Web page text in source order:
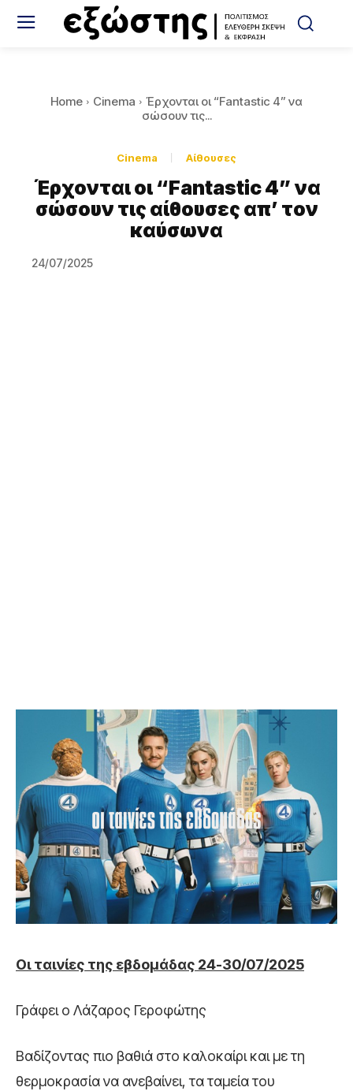
Home Cinema
Έρχονται οι “Fantastic 4” να
σώσουν τις...
Cinema Αίθουσες
Έρχονται οι “Fantastic 4” να
σώσουν τις αίθουσες απ’ τον
καύσωνα
24/07/2025
Οι ταινίες της εβδομάδας 24-30/07/2025
Γράφει ο Λάζαρος Γεροφώτης
Βαδίζοντας πιο βαθιά στο καλοκαίρι και με τη
θερμοκρασία να ανεβαίνει, τα ταμεία του